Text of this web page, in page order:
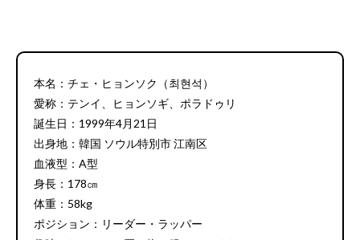
本名：チェ・ヒョンソク（최현석）
愛称：テンイ、ヒョンソギ、ポラドゥリ
誕生日：1999年4月21日
出身地：韓国 ソウル特別市 江南区
血液型：A型
身長：178㎝
体重：58kg
ポジション：リーダー・ラッパー